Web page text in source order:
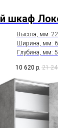
шкаф
Высота, мм:
Ширина, мм:
Глубина, мм:
10 620 р. 21